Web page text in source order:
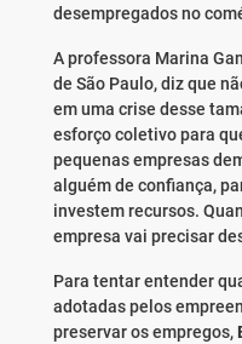
desempregados no
A professora Marina
de São Paulo, diz que
em uma crise desse
esforço coletivo para
pequenas empresas
alguém de confiança,
investem recursos.
empresa vai precisar
Para tentar entender
adotadas pelos
preservar os empregos,